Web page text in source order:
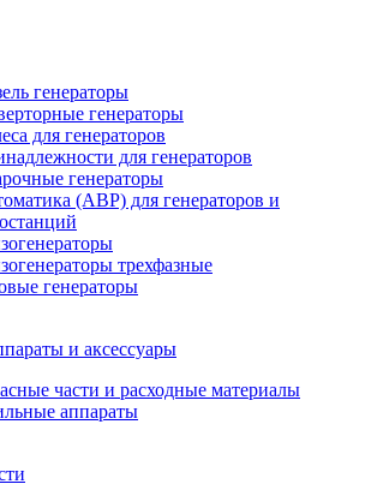
генераторы
генераторы
для генераторов
для генераторов
генераторы
(АВР) для генераторов и
трехфазные
генераторы
и аксессуары
части и расходные материалы
аппараты